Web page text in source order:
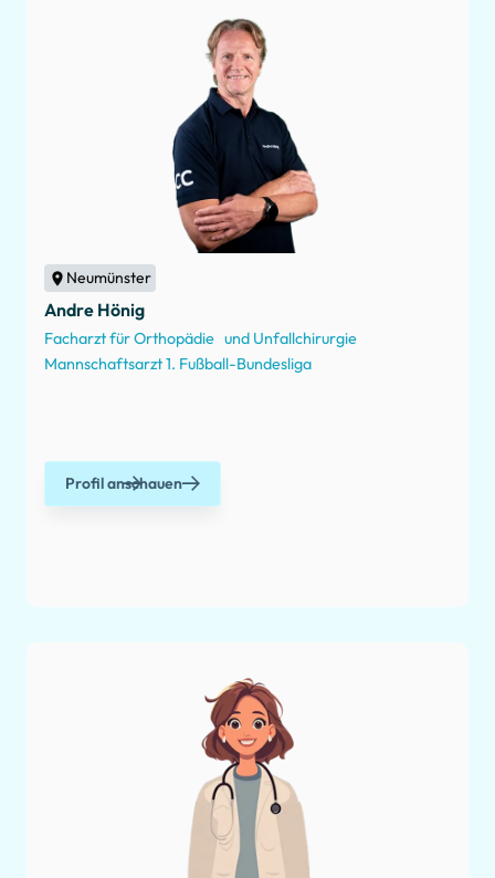
Neumünster
Andre Hönig
Facharzt für Orthopädie und Unfallchirurgie
Mannschaftsarzt 1. Fußball-Bundesliga
Profil anschauen